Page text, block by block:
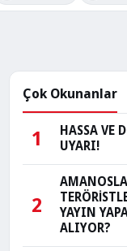
Çok Okunanlar
1
HASSA VE
UYARI!
2
YAYIN
ALIYOR?